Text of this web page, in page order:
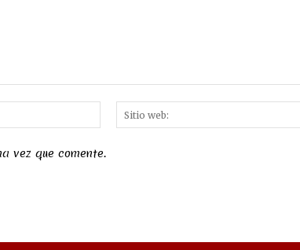
Correo
electrónico:*
vez que comente.